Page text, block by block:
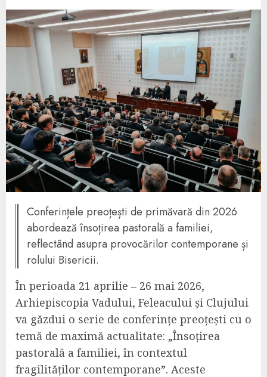
Conferințele preoțești de primăvară din 2026
abordează însoțirea pastorală a familiei,
reflectând asupra provocărilor contemporane și
rolului Bisericii.
În perioada 21 aprilie – 26 mai 2026,
Arhiepiscopia Vadului, Feleacului și Clujului
va găzdui o serie de conferințe preoțești cu o
temă de maximă actualitate: „Însoțirea
pastorală a familiei, în contextul
fragilităților contemporane”. Aceste